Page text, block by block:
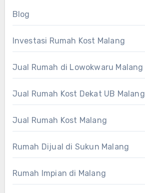
Blog
Investasi Rumah Kost Malang
Jual Rumah di Lowokwaru Malang
Jual Rumah Kost Dekat UB Malang
Jual Rumah Kost Malang
Rumah Dijual di Sukun Malang
Rumah Impian di Malang